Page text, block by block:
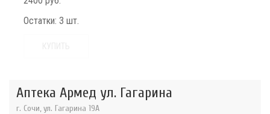
Остатки: 3 шт.
Аптека Армед ул. Гагарина
г. Сочи, ул. Гагарина 19А